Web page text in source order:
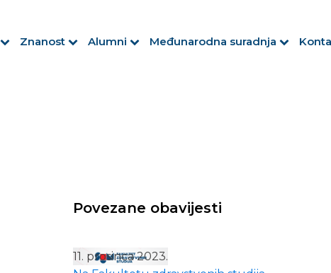
Znanost Alumni Međunarodna suradnja
Povezane obavijesti
11. prosinca 2023.